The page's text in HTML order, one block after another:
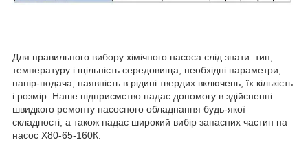
Для правильного вибору хімічного насоса слід знати: тип,
температуру і щільність середовища, необхідні параметри,
напір-подача, наявність в рідині твердих включень, їх кількість
і розмір. Наше підприємство надає допомогу в здійсненні
швидкого ремонту насосного обладнання будь-якої
складності, а також надає широкий вибір запасних частин на
насос Х80-65-160К.